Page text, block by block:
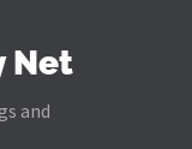
Net
and